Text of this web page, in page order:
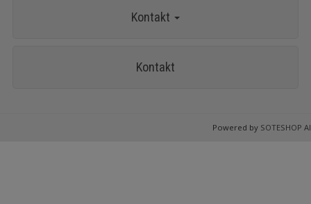
Kontakt
Kontakt
Powered by SOTESHOP AI